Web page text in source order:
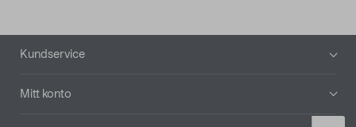
Sidfot
Kundservice
Mitt konto